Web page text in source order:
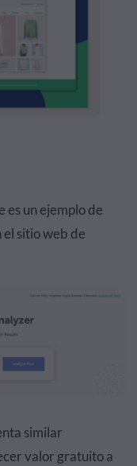
es un ejemplo de
sitio web de
similar
valor gratuito a